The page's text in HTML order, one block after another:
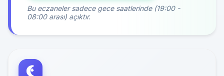
Bu eczaneler sadece gece saatlerinde (19:00 -
08:00 arası) açıktır.